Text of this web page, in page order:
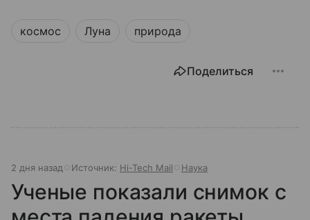
космос Луна природа
Поделиться
2 дня назад Источник: Hi-Tech Mail Наука
Ученые показали снимок с